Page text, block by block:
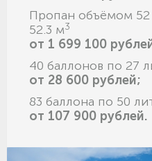
Пропан объёмом 52
52.3 м3
от 1 699 100
40 баллонов по 27
от 28 600 рублей;
83 баллона по 50
от 107 900 рублей.